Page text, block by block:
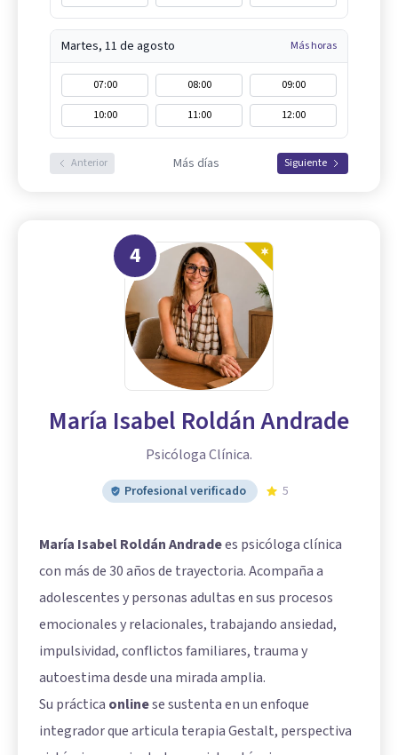
Martes, 11 de agosto Más horas
07:00 08:00
09:00
10:00
11:00 12:00
Anterior Más días Siguiente
4
María Isabel Roldán Andrade
Psicóloga Clínica.
Profesional verificado 5
María Isabel Roldán Andradees psicóloga clínica
con más de 30 años de trayectoria. Acompaña a
adolescentes y personas adultas en sus procesos
emocionales y relacionales, trabajando ansiedad,
impulsividad, conflictos familiares, trauma y
autoestima desde una mirada amplia.
Su práctica onlinese sustenta en un enfoque
integrador que articula terapia Gestalt, perspectiva